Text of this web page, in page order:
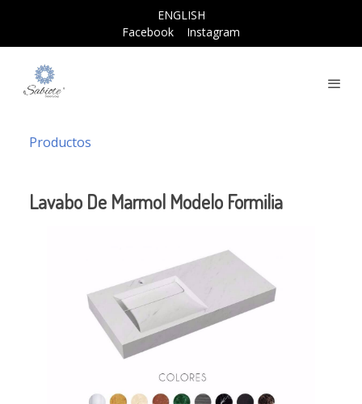
ENGLISH
Facebook
Instagram
Productos
Lavabo De Marmol Modelo Formilia